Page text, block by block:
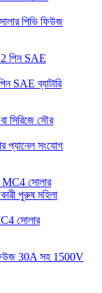
পিভি ফিউজ
SAE ব্যাটারি
প্যানেল সংযোগ
সোলার